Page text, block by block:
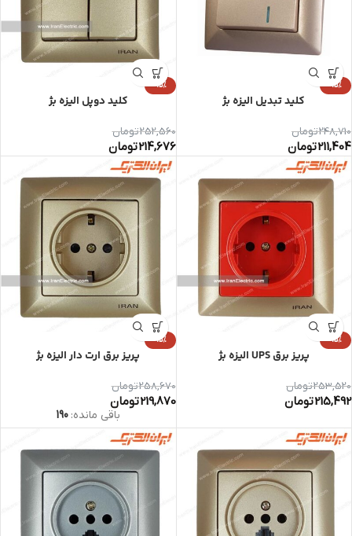
-15%
کلید تبدیل الیزه بژ
248,710تومان
211,404تومان
-15%
کلید دوپل الیزه بژ
252,560تومان
214,676تومان
-15%
پریز برق UPS الیزه بژ
253,520تومان
215,492تومان
-15%
پریز برق ارت دار الیزه بژ
258,670تومان
219,870تومان
باقی مانده: 190